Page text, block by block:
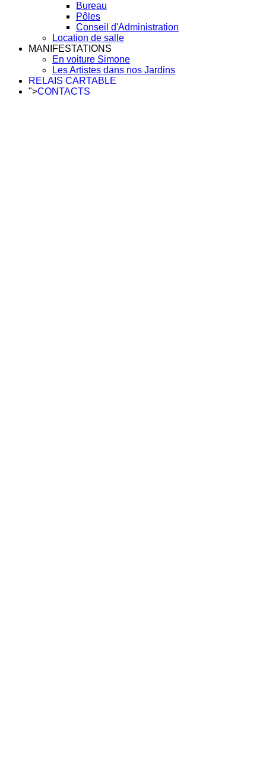
Bureau
Pôles
Conseil d'Administration
Location de salle
MANIFESTATIONS
En voiture Simone
Les Artistes dans nos Jardins
RELAIS CARTABLE
">CONTACTS